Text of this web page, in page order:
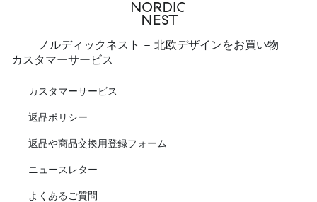
ノルディックネスト - 北欧デザインをお買い物
カスタマーサービス
カスタマーサービス
返品ポリシー
返品や商品交換用登録フォーム
ニュースレター
よくあるご質問